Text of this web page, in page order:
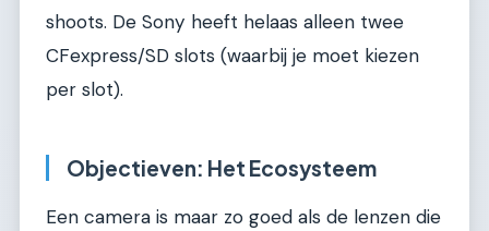
shoots. De Sony heeft helaas alleen twee
CFexpress/SD slots (waarbij je moet kiezen
per slot).
Objectieven: Het Ecosysteem
Een camera is maar zo goed als de lenzen die